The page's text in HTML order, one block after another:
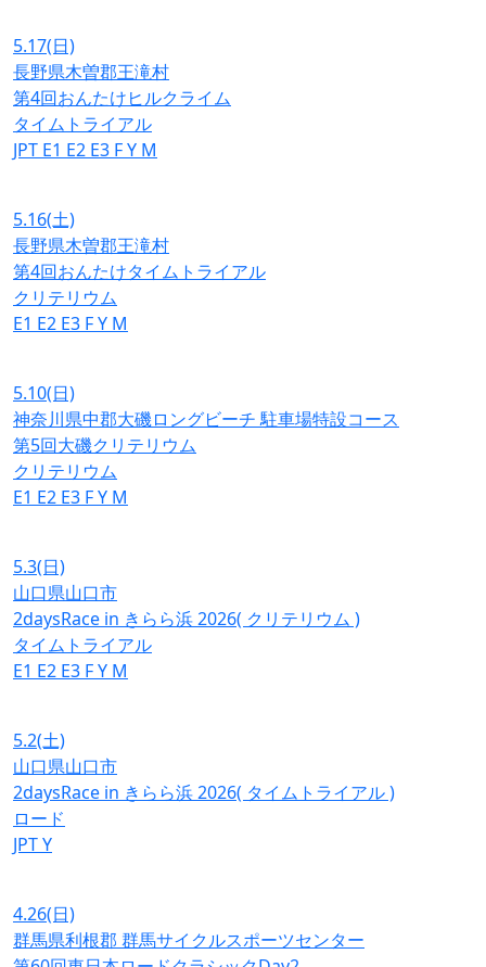
5.17(日)
長野県木曽郡王滝村
第4回おんたけヒルクライム
タイムトライアル
JPT E1 E2 E3 FY M
5.16(土)
長野県木曽郡王滝村
第4回おんたけタイムトライアル
クリテリウム
E1 E2 E3 FY M
5.10(日)
神奈川県中郡大磯ロングビーチ 駐車場特設コース
第5回大磯クリテリウム
クリテリウム
E1 E2 E3 FY M
5.3(日)
山口県山口市
2daysRace in きらら浜 2026( クリテリウム )
タイムトライアル
E1 E2 E3 FY M
5.2(土)
山口県山口市
2daysRace in きらら浜 2026( タイムトライアル )
ロード
JPTY
4.26(日)
群馬県利根郡 群馬サイクルスポーツセンター